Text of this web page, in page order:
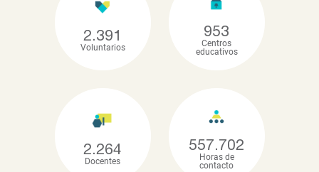
2.391
Voluntarios
953
Centros
educativos
2.264
Docentes
557.702
Horas de
contacto